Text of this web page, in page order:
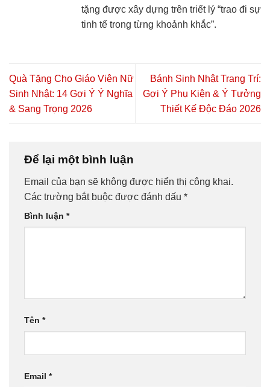
tặng được xây dựng trên triết lý “trao đi sự
tinh tế trong từng khoảnh khắc”.
Quà Tặng Cho Giáo Viên Nữ
Sinh Nhật: 14 Gợi Ý Ý Nghĩa
& Sang Trọng 2026
Bánh Sinh Nhật Trang Trí:
Gợi Ý Phụ Kiện & Ý Tưởng
Thiết Kế Độc Đáo 2026
Để lại một bình luận
Email của bạn sẽ không được hiển thị công khai.
Các trường bắt buộc được đánh dấu *
Bình luận *
Tên *
Email *